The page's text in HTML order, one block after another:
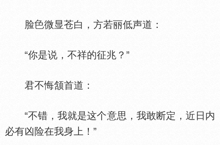
脸 微显苍白，方若丽低声道：
“你是说，不祥的征兆？”
君不悔颔首道：
“不错，我就是这个意思，我敢断定，近日内
必有凶险在我身上！”